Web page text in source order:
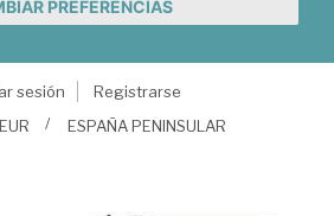
PREFERENCIAS
sesión
Registrarse
EUR ESPAÑA PENINSULAR